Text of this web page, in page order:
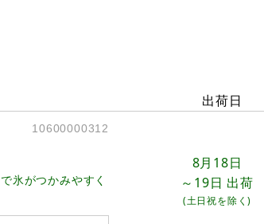
出荷日
10600000312
氷がつかみやすく
8月18日
～19日 出荷
(土日祝を除く)